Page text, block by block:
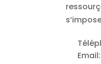
Email: